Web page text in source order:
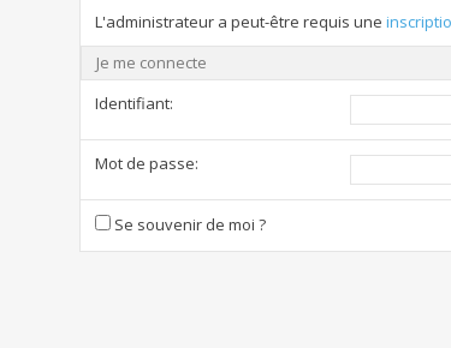
L'administrateur a peut-être requis une
Je me connecte
Identifiant:
Mot de passe:
Se souvenir de moi ?